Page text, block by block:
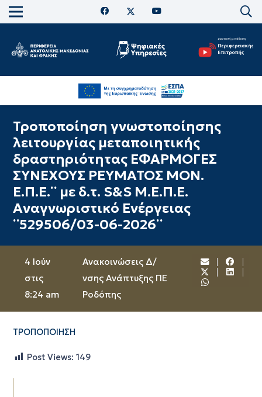
Τροποποίηση γνωστοποίησης
λειτουργίας μεταποιητικής
δραστηριότητας ΕΦΑΡΜΟΓΕΣ
ΣΥΝΕΧΟΥΣ ΡΕΥΜΑΤΟΣ ΜΟΝ.
Ε.Π.Ε.¨ με δ.τ. S&S Μ.Ε.Π.Ε.
Αναγνωριστικό Ενέργειας
¨529506/03-06-2026¨
4 Ιούν
στις
8:24 am
Ανακοινώσεις Δ/
νσης Ανάπτυξης ΠΕ
Ροδόπης
ΤΡΟΠΟΠΟΙΗΣΗ
Post Views: 149